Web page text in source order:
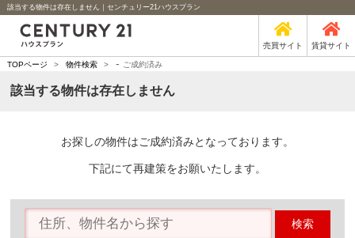
該当する物件は存在しません｜センチュリー21ハウスプラン
売買サイト 賃貸サイト
TOPページ > 物件検索 > - ご成約済み
該当する物件は存在しません
お探しの物件はご成約済みとなっております。
下記にて再建策をお願いたします。
検索